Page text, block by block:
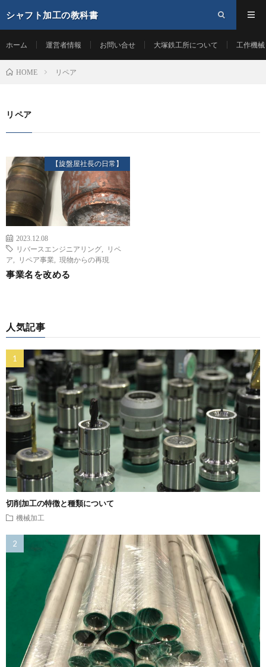
シャフト加工の教科書
ホーム 運営者情報 お問い合せ 大塚鉄工所について 工作機
HOME リペア
リペア
【旋盤屋社長の日常】
2023.12.08
リバースエンジニアリング
リペ
ア
リペア事業 現物からの再現
事業名を改める
人気記事
切削加工の特徴と種類について
機械加工